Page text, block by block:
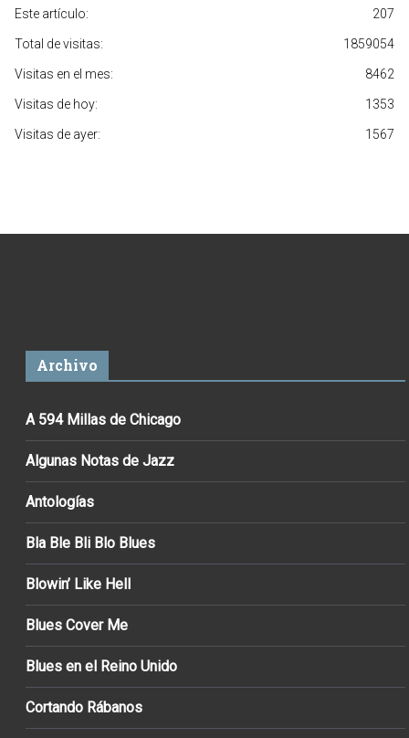
207
Este artículo:
1859054
Total de visitas:
8462
Visitas en el mes:
1353
Visitas de hoy:
1567
Visitas de ayer:
Archivo
A 594 Millas de Chicago
Algunas Notas de Jazz
Antologías
Bla Ble Bli Blo Blues
Blowin’ Like Hell
Blues Cover Me
Blues en el Reino Unido
Cortando Rábanos